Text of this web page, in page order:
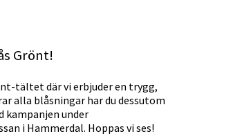
Grönt!
tältet där vi erbjuder en trygg,
alla blåsningar har du dessutom
kampanjen under
i Hammerdal. Hoppas vi ses!